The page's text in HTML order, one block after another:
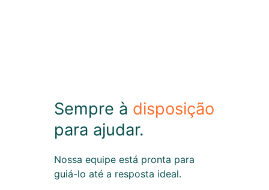
Sempre à disposição
para ajudar.
Nossa equipe está pronta para
guiá-lo até a resposta ideal.